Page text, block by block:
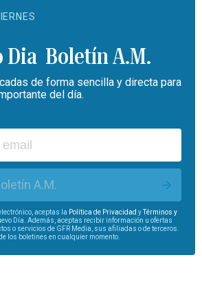
Boletín A.M.
de forma sencilla y directa para
del día.
A.M.
aceptas la Política de Privacidad yTérminos y
Día. Además, aceptas recibir información u ofertas
o servicios de GFR Media, sus afiliadas o de terceros.
los boletines en cualquier momento.